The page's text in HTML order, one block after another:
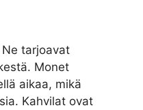
tarjoavat
Monet
aikaa, mikä
Kahvilat ovat